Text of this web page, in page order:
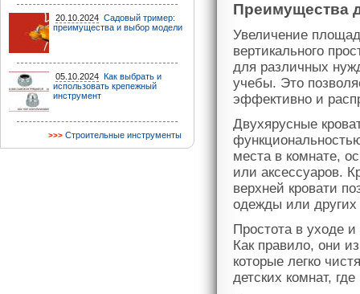
20.10.2024 Садовый тример:
преимущества и выбор модели
05.10.2024 Как выбрать и
использовать крепежный
инструмент
Строительные инструменты
Преимущества
Увеличение
вертикального
для различных
учебы. Это
эффективно и
Двухярусные
места в комнате,
или аксессуаров.
верхней кровати
одежды или
Простота в уходе
Как правило, они
которые легко
детских комнат,